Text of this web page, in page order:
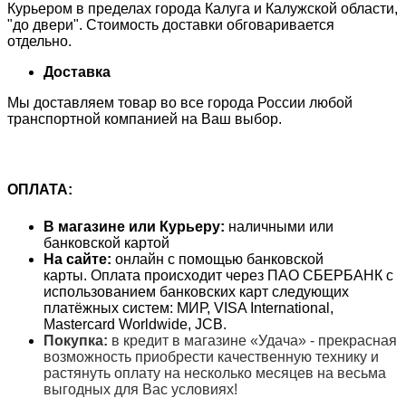
Курьером в пределах города Калуга и Калужской области,
"до двери". Стоимость доставки обговаривается
отдельно.
Доставка
Мы доставляем товар во все города России любой
транспортной компанией на Ваш выбор.
ОПЛАТА:
В магазине или Курьеру: наличными или
банковской картой
На сайте: онлайн с помощью банковской
карты. Оплата происходит через ПАО СБЕРБАНК с
использованием банковских карт следующих
платёжных систем: МИР, VISA International,
Mastercard Worldwide, JCB.
Покупка: в кредит в магазине «Удача» - прекрасная
возможность приобрести качественную технику и
растянуть оплату на несколько месяцев на весьма
выгодных для Вас условиях!